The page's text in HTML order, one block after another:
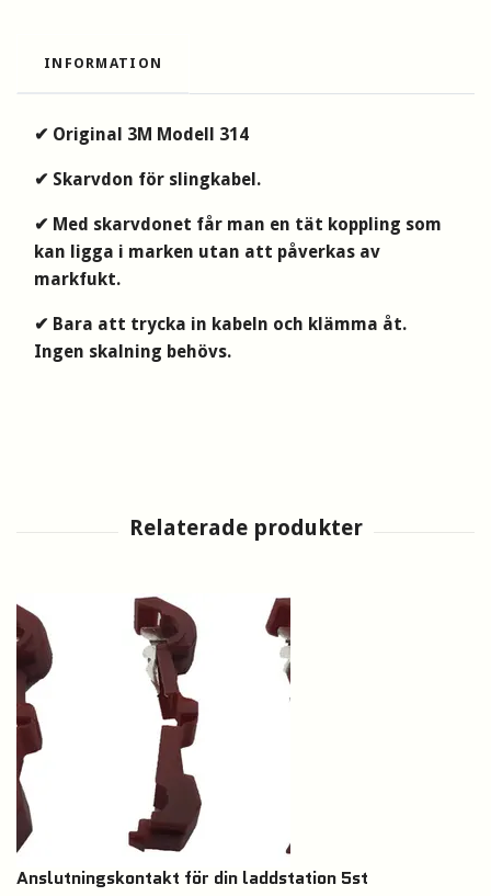
INFORMATION
✔ Original 3M Modell 314
✔ Skarvdon för slingkabel.
✔ Med skarvdonet får man en tät koppling som
kan ligga i marken utan att påverkas av
markfukt.
✔ Bara att trycka in kabeln och klämma åt.
Ingen skalning behövs.
Anslutningskontakt för din laddstation 5st